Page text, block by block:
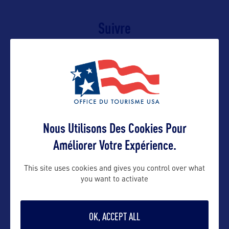
Suivre
Nous Utilisons Des Cookies Pour
Améliorer Votre Expérience.
This site uses cookies and gives you control over what
you want to activate
OK, ACCEPT ALL